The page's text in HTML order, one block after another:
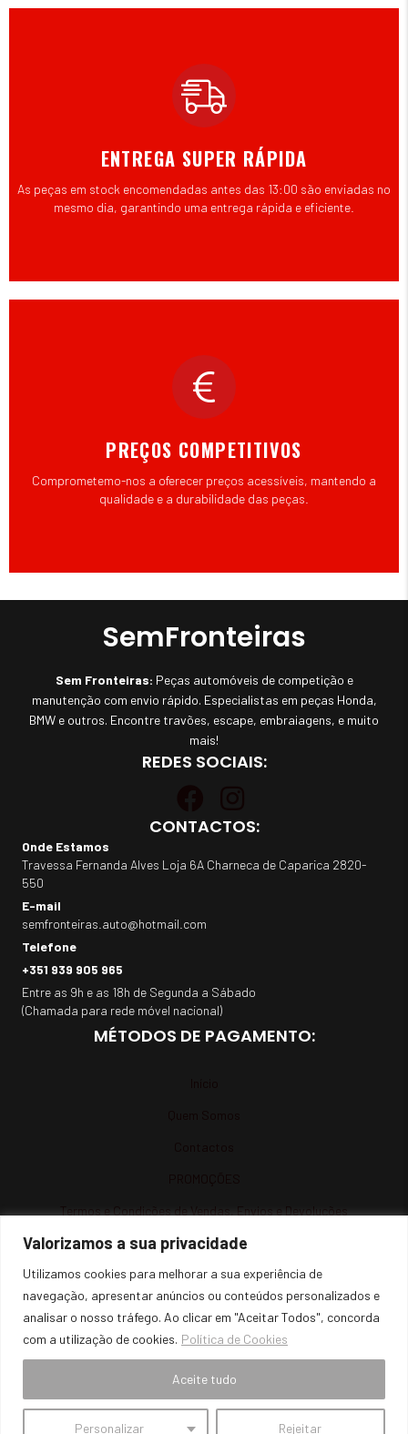
Valorizamos a sua privacidade
Utilizamos cookies para melhorar a sua experiência de
navegação, apresentar anúncios ou conteúdos personalizados e
analisar o nosso tráfego. Ao clicar em "Aceitar Todos", concorda
com a utilização de cookies. Política de Cookies
Personalizar Rejeitar
Aceite tudo
ENTREGA SUPER RÁPIDA
As peças em stock encomendadas antes das 13:00 são enviadas no
mesmo dia, garantindo uma entrega rápida e eficiente.
PREÇOS COMPETITIVOS
Comprometemo-nos a oferecer preços acessíveis, mantendo a
qualidade e a durabilidade das peças.
SemFronteiras
Sem Fronteiras: Peças automóveis de competição e
manutenção com envio rápido. Especialistas em peças Honda,
BMW e outros. Encontre travões, escape, embraiagens, e muito
mais!
REDES SOCIAIS:
CONTACTOS:
Onde Estamos
Travessa Fernanda Alves Loja 6A Charneca de Caparica 2820-
550
E-mail
semfronteiras.auto@hotmail.com
Telefone
+351 939 905 965
Entre as 9h e as 18h de Segunda a Sábado
(Chamada para rede móvel nacional)
MÉTODOS DE PAGAMENTO:
Termos e Condições de Vendas, Envios e Devoluções
Termos e Condições
Política de Privacidade
Resolução de Litígios